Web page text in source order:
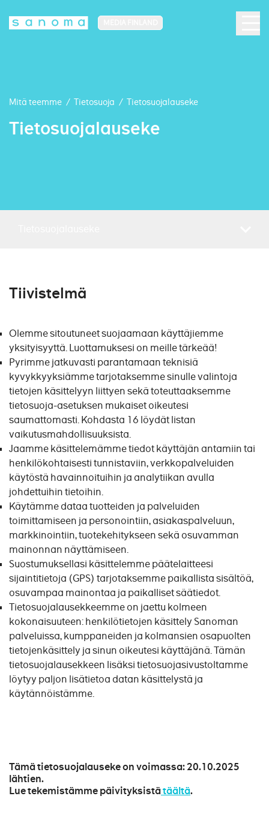
Mitä teemme / Tietosuoja / Tietosuojalauseke
Tietosuojalauseke
Tiivistelmä
Olemme sitoutuneet suojaamaan käyttäjiemme
yksityisyyttä. Luottamuksesi on meille tärkeää!
Pyrimme jatkuvasti parantamaan teknisiä
kyvykkyyksiämme tarjotaksemme sinulle valintoja
tietojen käsittelyyn liittyen sekä toteuttaaksemme
tietosuoja-asetuksen mukaiset oikeutesi
saumattomasti. Kohdasta 16 löydät listan
vaikutusmahdollisuuksista.
Jaamme käsittelemämme tiedot käyttäjän antamiin tai
henkilökohtaisesti tunnistaviin, verkkopalveluiden
käytöstä havainnoituihin ja analytiikan avulla
johdettuihin tietoihin.
Käytämme dataa tuotteiden ja palveluiden
toimittamiseen ja personointiin, asiakaspalveluun,
markkinointiin, tuotekehitykseen sekä osuvamman
mainonnan näyttämiseen.
Suostumuksellasi käsittelemme päätelaitteesi
sijaintitietoja (GPS) tarjotaksemme paikallista sisältöä,
osuvampaa mainontaa ja paikalliset säätiedot.
Tietosuojalausekkeemme on jaettu kolmeen
kokonaisuuteen: henkilötietojen käsittely Sanoman
palveluissa, kumppaneiden ja kolmansien osapuolten
tietojenkäsittely ja sinun oikeutesi käyttäjänä. Tämän
tietosuojalausekkeen lisäksi tietosuojasivustoltamme
löytyy paljon lisätietoa datan käsittelystä ja
käytännöistämme.
Tämä tietosuojalauseke on voimassa: 20.10.2025
lähtien.
Lue tekemistämme päivityksistätäältä.